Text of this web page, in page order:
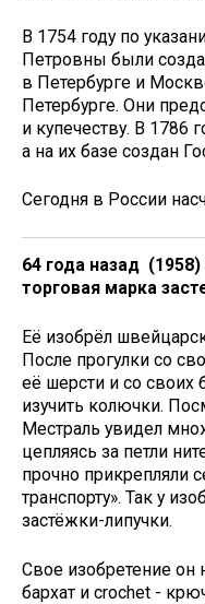
В 1754 году по
Петровны были
в Петербурге и
Петербурге. Они
и купечеству. В 1786
а на их базе создан
Сегодня в России
64 года назад
торговая марка
Её изобрёл
После прогулки со
её шерсти и со своих
изучить колючки.
Местраль увидел
цепляясь за петли
прочно прикрепляли
транспорту». Так у
застёжки-липучки.
Свое изобретение он
бархат и crochet -